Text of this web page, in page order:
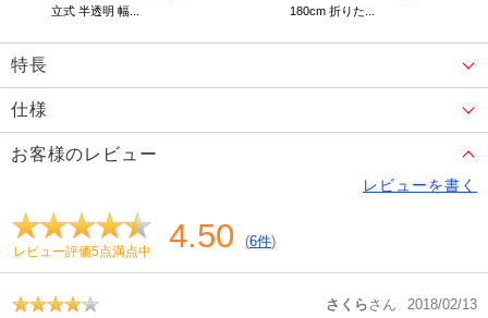
立式 半透明 幅...
180cm 折りた...
特長
仕様
お客様のレビュー
レビューを書く
レビュー評価5点満点中 4.50 (6件)
さくらさん 2018/02/13